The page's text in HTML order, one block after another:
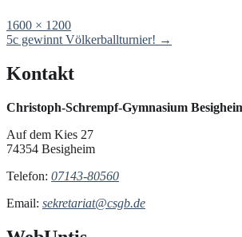
Full
size
1600 × 1200
Post
5c gewinnt Völkerballturnier! →
Kontakt
Christoph-Schrempf-Gymnasium
Auf dem Kies 27
74354 Besigheim
Telefon: 07143-80560
Email: sekretariat@csgb.de